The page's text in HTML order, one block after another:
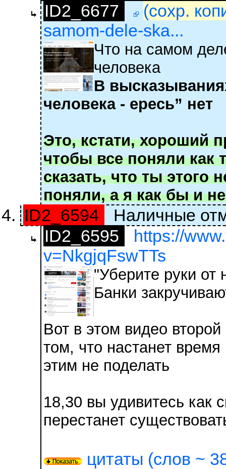
ID2_6677
(сохр.
samom-dele-ska...
Что на самом
человека
В
человека - ересь” нет
Это, кстати, хороший
чтобы все поняли
сказать, что ты этого
поняли, а я как бы и
ID2_6594
Наличные
ID2_6595
https://
v=NkgjqFswTTs
"Уберите руки
Банки
Вот в этом видео
том, что настанет
этим не поделать
18,30 вы удивитесь как
перестанет
цитаты (слов ~